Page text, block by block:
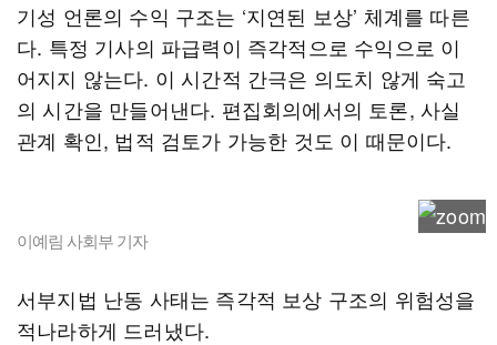
기성 언론의 수익 구조는 ‘지연된 보상’ 체계를 따른
다. 특정 기사의 파급력이 즉각적으로 수익으로 이
어지지 않는다. 이 시간적 간극은 의도치 않게 숙고
의 시간을 만들어낸다. 편집회의에서의 토론, 사실
관계 확인, 법적 검토가 가능한 것도 이 때문이다.
이예림 사회부 기자
서부지법 난동 사태는 즉각적 보상 구조의 위험성을
적나라하게 드러냈다.